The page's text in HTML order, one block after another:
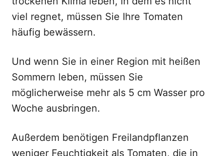
viel regnet, müssen Sie Ihre Tomaten
häufig bewässern.
Und wenn Sie in einer Region mit heißen
Sommern leben, müssen Sie
möglicherweise mehr als 5 cm Wasser pro
Woche ausbringen.
Außerdem benötigen Freilandpflanzen
weniger Feuchtigkeit als Tomaten, die in